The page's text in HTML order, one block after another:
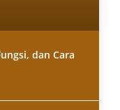
dan Cara